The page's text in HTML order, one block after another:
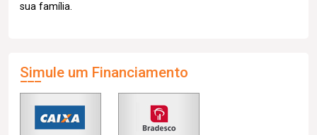
sua família.
Simule um Financiamento